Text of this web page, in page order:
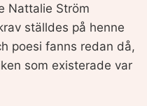
Nattalie Ström
ställdes på henne
poesi fanns redan då,
som existerade var